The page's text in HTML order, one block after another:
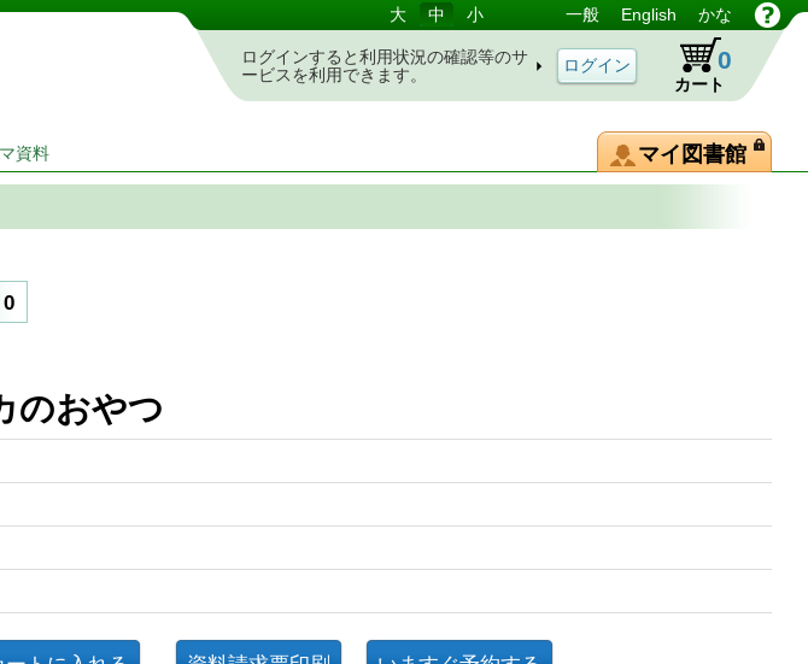
大 中 小 一般 English かな
ログインすると利用状況の確認等のサ
ービスを利用できます。
カート
0
資料 マイ図書館
0
のおやつ